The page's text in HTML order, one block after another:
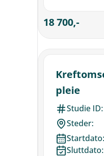
18 700,-
pleie
Studie ID:
Steder:
Startdato:
Sluttdato: